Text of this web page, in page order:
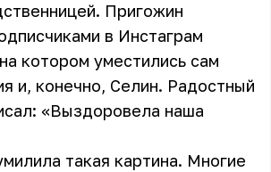
Пригожин
в Инстаграм
котором уместились сам
и, конечно, Селин. Радостный
«Выздоровела наша
такая картина. Многие